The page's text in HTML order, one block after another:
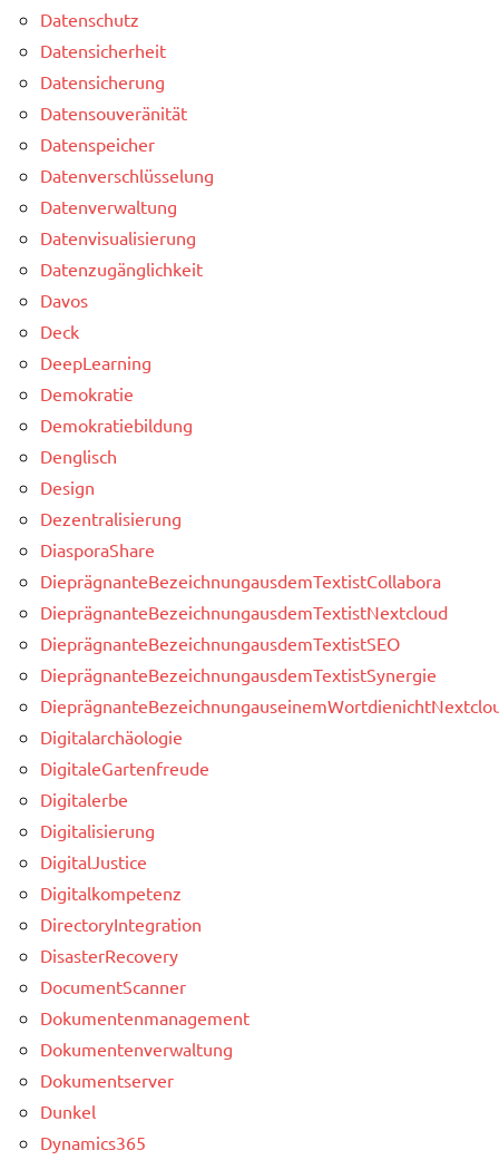
Datenschutz
Datensicherheit
Datensicherung
Datensouveränität
Datenspeicher
Datenverschlüsselung
Datenverwaltung
Datenvisualisierung
Datenzugänglichkeit
Davos
Deck
DeepLearning
Demokratie
Demokratiebildung
Denglisch
Design
Dezentralisierung
DiasporaShare
DieprägnanteBezeichnungausdemTextistCollabora
DieprägnanteBezeichnungausdemTextistNextcloud
DieprägnanteBezeichnungausdemTextistSEO
DieprägnanteBezeichnungausdemTextistSynergie
Digitalarchäologie
DigitaleGartenfreude
Digitalerbe
Digitalisierung
DigitalJustice
Digitalkompetenz
DirectoryIntegration
DisasterRecovery
DocumentScanner
Dokumentenmanagement
Dokumentenverwaltung
Dokumentserver
Dunkel
Dynamics365